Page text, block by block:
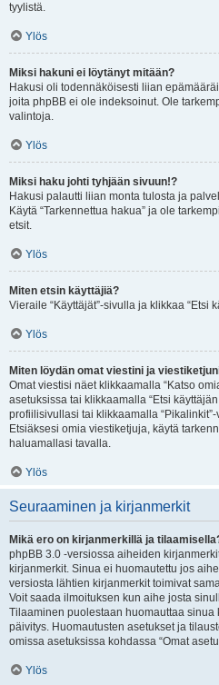
tyylistä.
Ylös
Miksi hakuni ei löytänyt mitään?
Hakusi oli todennäköisesti liian
joita phpBB ei ole indeksoinut. Ole
valintoja.
Ylös
Miksi haku johti tyhjään sivuun!?
Hakusi palautti liian monta tulosta ja
Käytä “Tarkennettua hakua” ja ole
etsit.
Ylös
Miten etsin käyttäjiä?
Vieraile “Käyttäjät”-sivulla ja klikkaa “Etsi
Ylös
Miten löydän omat viestini ja
Omat viestisi näet klikkaamalla “Katso
asetuksissa tai klikkaamalla “Etsi
profiilisivullasi tai klikkaamalla
Etsiäksesi omia viestiketjuja, käytä
haluamallasi tavalla.
Ylös
Seuraaminen ja kirjanmerkit
Mikä ero on kirjanmerkillä ja
phpBB 3.0 -versiossa aiheiden
kirjanmerkit. Sinua ei huomautettu jos
versiosta lähtien kirjanmerkit toimivat
Voit saada ilmoituksen kun aihe josta
Tilaaminen puolestaan huomauttaa
päivitys. Huomautusten asetukset ja
omissa asetuksissa kohdassa “Omat
Ylös